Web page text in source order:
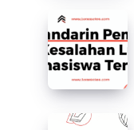
Tingkatkan
Motivasi
di
Abad
Ke-
Mandarin
Pemula:
5
Kesalahan
Lucu
Mahasiswa
Tips